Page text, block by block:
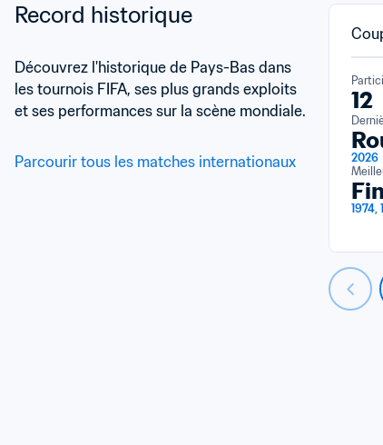
Record historique
Découvrez l'historique de Pays-Bas dans
les tournois FIFA, ses plus grands exploits
et ses performances sur la scène mondiale.
Parcourir tous les matches internationaux
12
2026
1974,